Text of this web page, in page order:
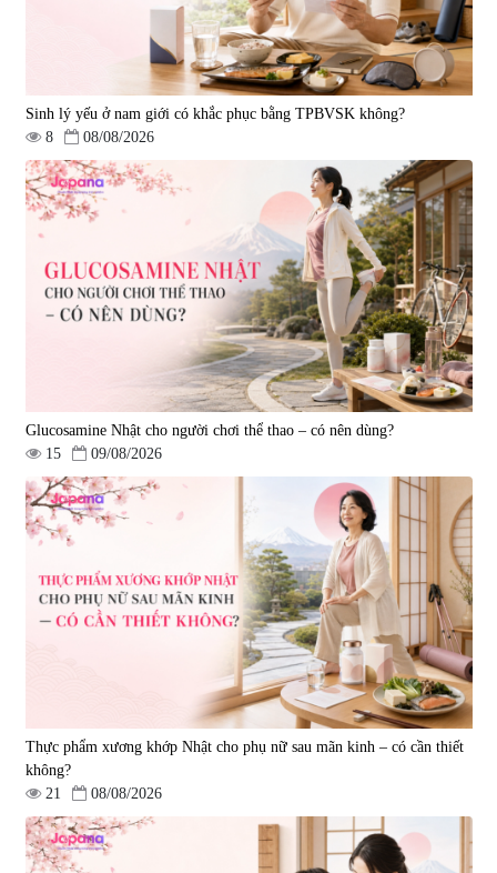
Viên uống hỗ trợ tim mạch AFC
Rich Coenzyme Q10 - 120 viên
2.890.000 đ
Viên uống tăng cường miễn dịch
Ribeto Shoji Fukujyusen 180
viên
|32.160
9.850.000 đ
Viên uống hỗ trợ tăng cường
sinh lý nam Fujina Monster Shot
150 viên
880.000 đ
Viên uống hỗ trợ điều trị ung thư
Fucoidan Okinawa Kanehide Bio
EX 323mg - 150 viên
| 790.621
4.473.500 đ
Sinh lý yếu ở nam giới có khắc phục bằng TPBVSK không?
8
08/08/2026
Glucosamine Nhật cho người chơi thể thao – có nên dùng?
15
09/08/2026
Thực phẩm xương khớp Nhật cho phụ nữ sau mãn kinh – có cần thiết
không?
21
08/08/2026